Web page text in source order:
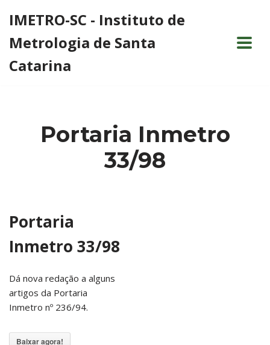
para
o
IMETRO-SC - Instituto de
Metrologia de Santa
Catarina
Portaria Inmetro
33/98
Portaria
Inmetro 33/98
Dá nova redação a alguns
artigos da Portaria
Inmetro nº 236/94.
Baixar agora!